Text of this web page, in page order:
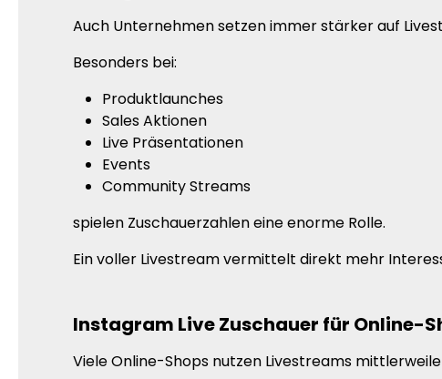
Auch Unternehmen setzen immer stärker auf
Besonders bei:
Produktlaunches
Sales Aktionen
Live Präsentationen
Events
Community Streams
spielen Zuschauerzahlen eine enorme Rolle.
Ein voller Livestream vermittelt direkt mehr
Instagram Live Zuschauer für Online-
Viele Online-Shops nutzen Livestreams